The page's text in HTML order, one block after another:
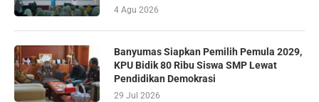
4 Agu 2026
Banyumas Siapkan Pemilih Pemula 2029,
KPU Bidik 80 Ribu Siswa SMP Lewat
Pendidikan Demokrasi
29 Jul 2026